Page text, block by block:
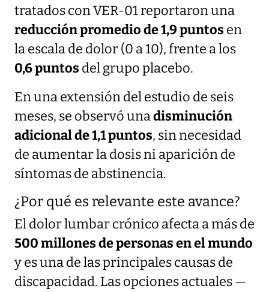
tratados con VER-01 reportaron una
reducción promedio de 1,9 puntos en
la escala de dolor (0 a 10), frente a los
0,6 puntos del grupo placebo.
En una extensión del estudio de seis
meses, se observó unadisminución
adicional de 1,1 puntos, sin necesidad
de aumentar la dosis ni aparición de
síntomas de abstinencia.
¿Por qué es relevante este avance?
El dolor lumbar crónico afecta a más de
500 millones de personas en el mundo
y es una de las principales causas de
discapacidad. Las opciones actuales —